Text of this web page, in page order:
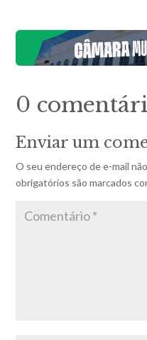
0
Enviar um
O seu endereço de e-mail
obrigatórios são marcados